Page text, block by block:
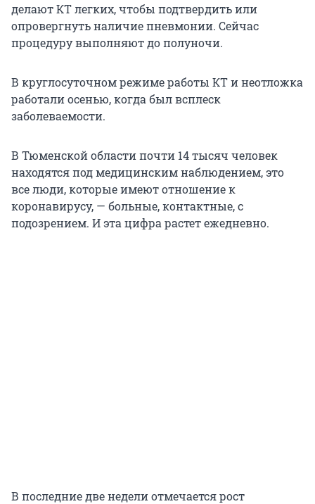
делают КТ легких, чтобы подтвердить или
опровергнуть наличие пневмонии. Сейчас
процедуру выполняют до полуночи.
В круглосуточном режиме работы КТ и неотложка
работали осенью, когда был всплеск
заболеваемости.
В Тюменской области почти 14 тысяч человек
находятся под медицинским наблюдением, это
все люди, которые имеют отношение к
коронавирусу, — больные, контактные, с
подозрением. И эта цифра растет ежедневно.
В последние две недели отмечается рост